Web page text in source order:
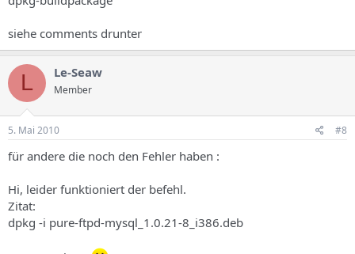
siehe comments drunter
L Le-Seaw
Member
5. Mai 2010 #8
für andere die noch den Fehler haben :
Hi, leider funktioniert der befehl.
Zitat:
dpkg -i pure-ftpd-mysql_1.0.21-8_i386.deb